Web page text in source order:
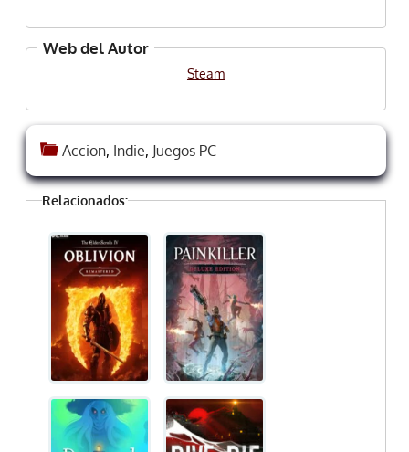
Web del Autor
Steam
Accion, Indie, Juegos PC
Relacionados: